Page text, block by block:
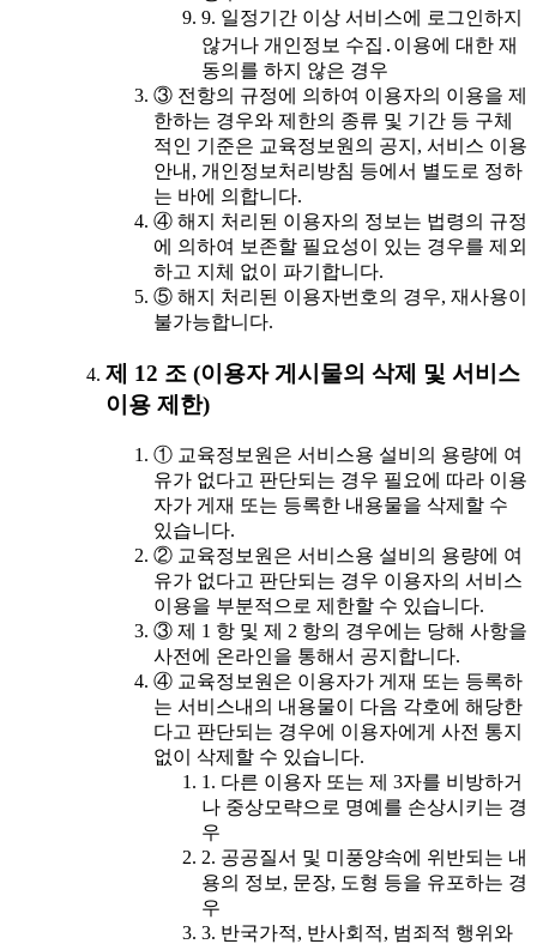
9. 일정기간 이상 서비스에 로그인하지
않거나 개인정보 수집․이용에 대한 재
동의를 하지 않은 경우
③ 전항의 규정에 의하여 이용자의 이용을 제
한하는 경우와 제한의 종류 및 기간 등 구체
적인 기준은 교육정보원의 공지, 서비스 이용
안내, 개인정보처리방침 등에서 별도로 정하
는 바에 의합니다.
④ 해지 처리된 이용자의 정보는 법령의 규정
에 의하여 보존할 필요성이 있는 경우를 제외
하고 지체 없이 파기합니다.
⑤ 해지 처리된 이용자번호의 경우, 재사용이
불가능합니다.
제 12 조 (이용자 게시물의 삭제 및 서비스
이용 제한)
① 교육정보원은 서비스용 설비의 용량에 여
유가 없다고 판단되는 경우 필요에 따라 이용
자가 게재 또는 등록한 내용물을 삭제할 수
있습니다.
② 교육정보원은 서비스용 설비의 용량에 여
유가 없다고 판단되는 경우 이용자의 서비스
이용을 부분적으로 제한할 수 있습니다.
③ 제 1 항 및 제 2 항의 경우에는 당해 사항을
사전에 온라인을 통해서 공지합니다.
④ 교육정보원은 이용자가 게재 또는 등록하
는 서비스내의 내용물이 다음 각호에 해당한
다고 판단되는 경우에 이용자에게 사전 통지
없이 삭제할 수 있습니다.
1. 다른 이용자 또는 제 3자를 비방하거
나 중상모략으로 명예를 손상시키는 경
우
2. 공공질서 및 미풍양속에 위반되는 내
용의 정보, 문장, 도형 등을 유포하는 경
우
3. 반국가적, 반사회적, 범죄적 행위와